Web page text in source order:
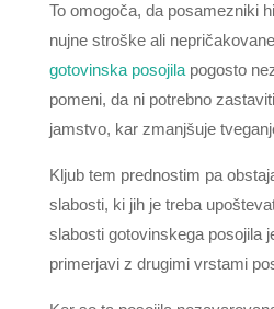
To omogoča, da posamezniki
nujne stroške ali
gotovinska posojilapogosto
pomeni, da ni potrebno
jamstvo, kar zmanjšuje
Kljub tem prednostim pa
slabosti, ki jih je treba
slabosti gotovinskega posojila
primerjavi z drugimi vrstami